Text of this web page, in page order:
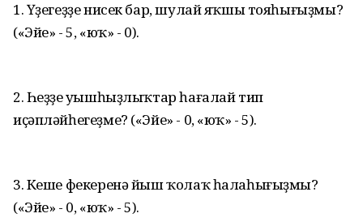
1. Үҙегеҙҙе нисек бар, шулай яҡшы тояһығыҙмы?
(«Эйе» - 5, «юҡ» - 0).
2. Һеҙҙе уңышһыҙлыҡтар һағалай тип
иҫәпләйһегеҙме? («Эйе» - 0, «юҡ» - 5).
3. Кеше фекеренә йыш ҡолаҡ һалаһығыҙмы?
(«Эйе» - 0, «юҡ» - 5).